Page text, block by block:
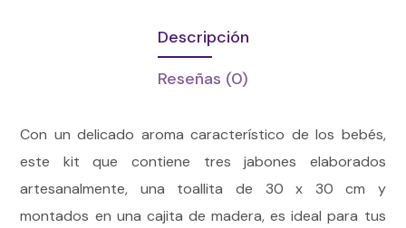
Descripción
Reseñas (0)
Con un delicado aroma característico de los bebés,
este kit que contiene tres jabones elaborados
artesanalmente, una toallita de 30 x 30 cm y
montados en una cajita de madera, es ideal para tus